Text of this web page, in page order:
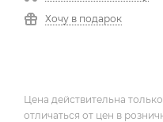
Хочу в подарок
Цена действительна
отличаться от цен в